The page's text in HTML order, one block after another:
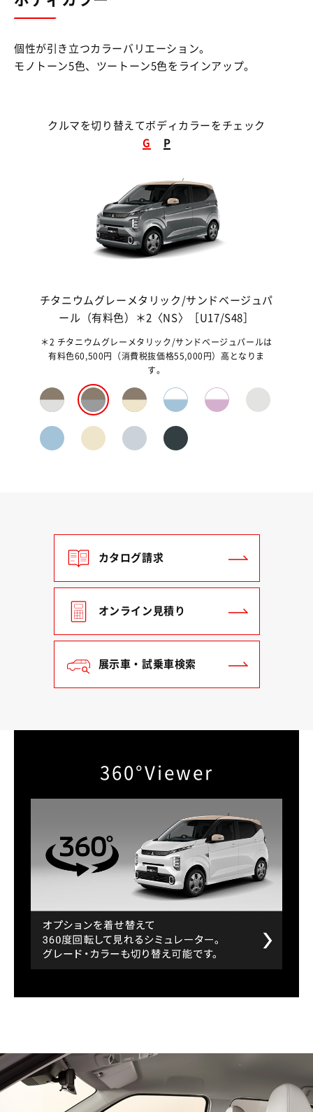
個性が引き立つカラーバリエーション。
モノトーン5色、ツートーン5色をラインアップ。
クルマを切り替えてボディカラーをチェック
G
P
チタニウムグレーメタリック/サンドベージュパ
ール（有料色）＊2〈NS〉［U17/S48］
＊2 チタニウムグレーメタリック/サンドベージュパールは
有料色60,500円（消費税抜価格55,000円）高となりま
す。
カタログ請求
オンライン見積り
展示車・試乗車検索
360°Viewer